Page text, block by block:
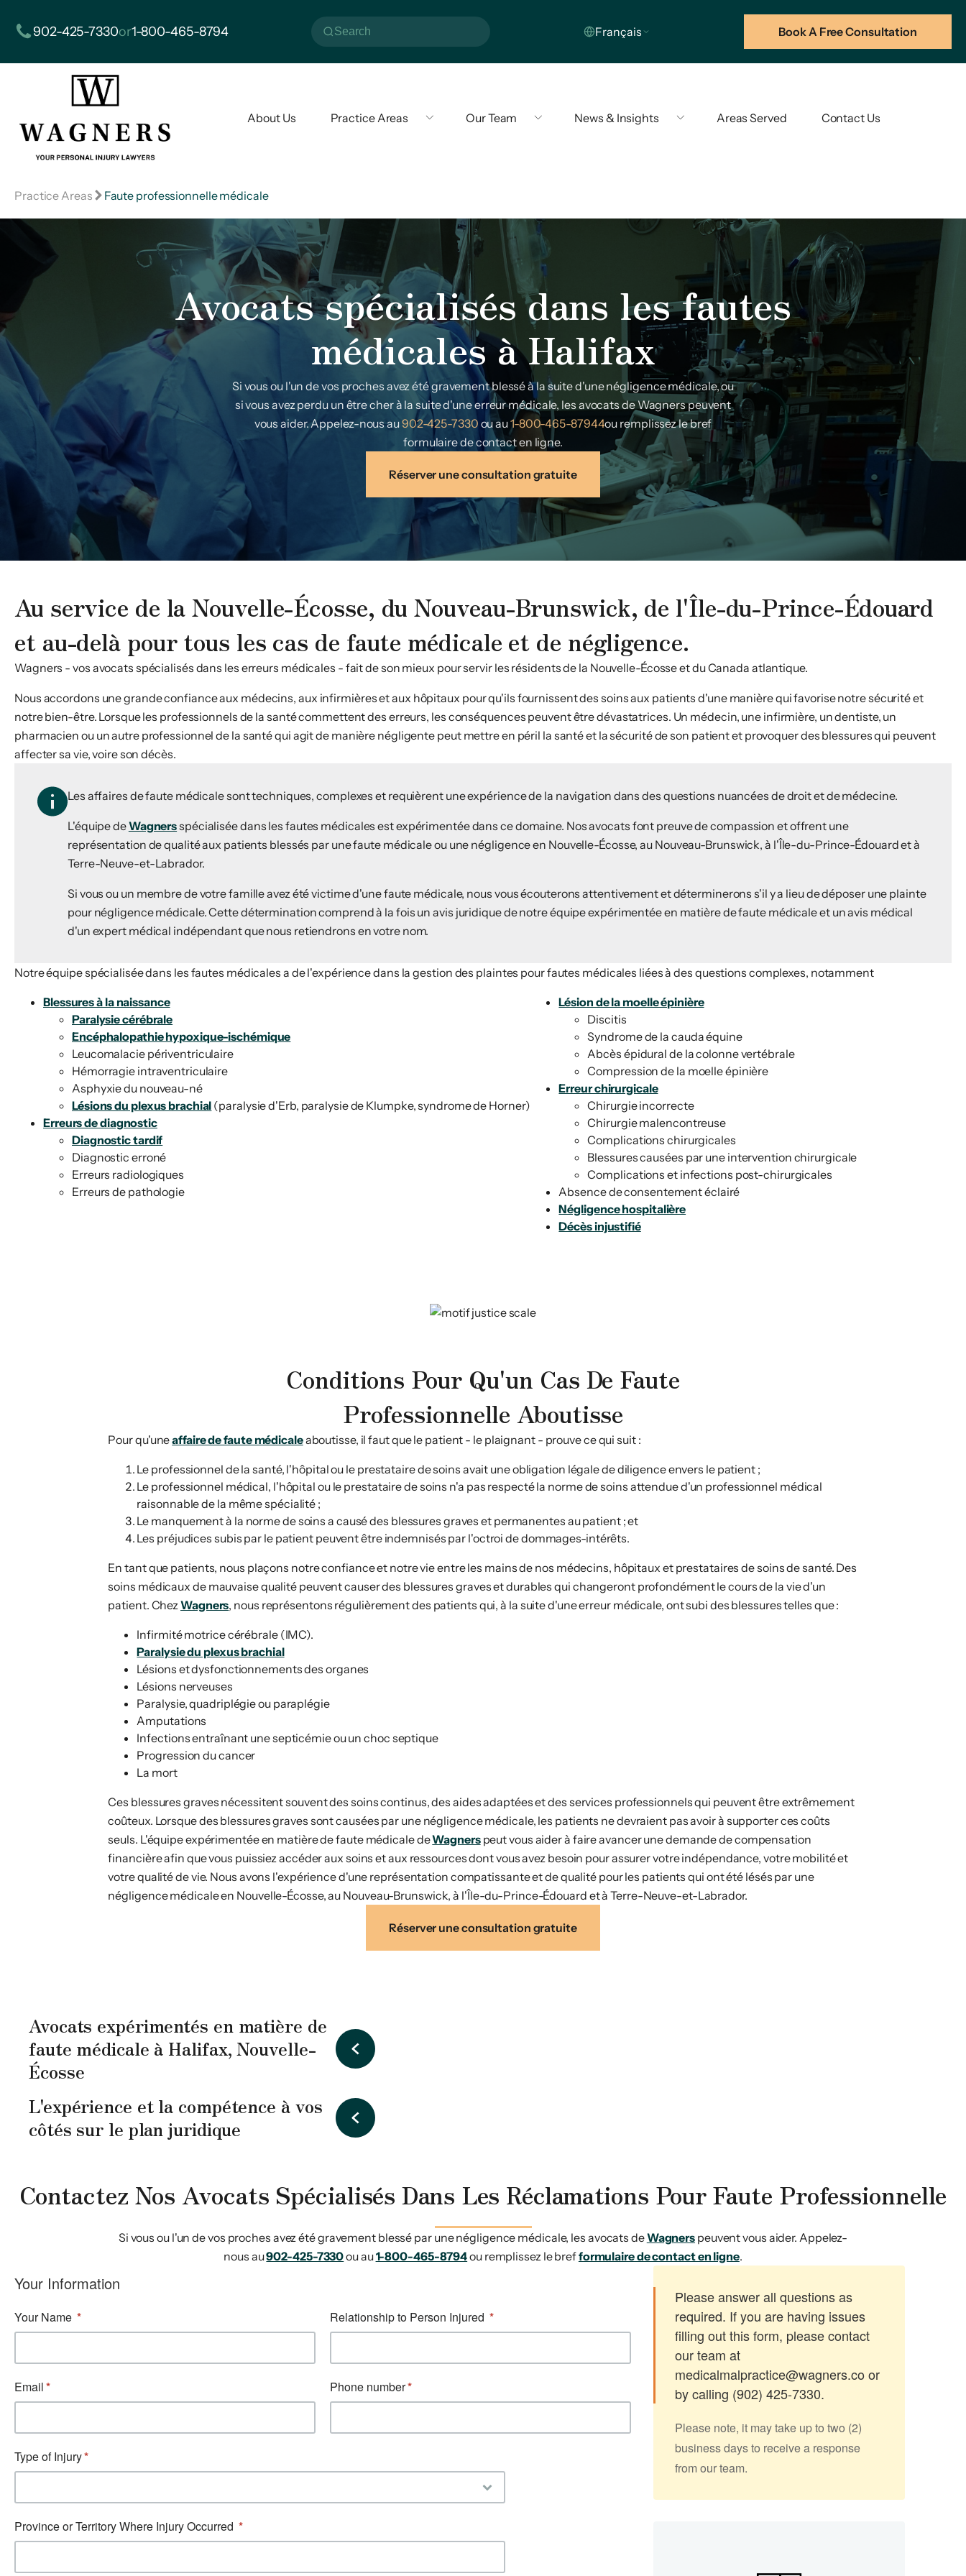
902-425-7330or1-800-465-8794 Book A Free Consultation
About Us Practice Areas Our Team News & Insights Areas Served Contact Us
Practice Areas Faute professionnelle médicale
Avocats spécialisés dans les fautes
médicales à Halifax
Si vous ou l'un de vos proches avez été gravement blessé à la suite d'une négligence médicale, ou
si vous avez perdu un être cher à la suite d'une erreur médicale, les avocats de Wagners peuvent
vous aider. Appelez-nous au902-425-7330 ou au1-800-465-87944ou remplissez le bref
formulaire de contact en ligne.
Réserver une consultation gratuite
Au service de la Nouvelle-Écosse, du Nouveau-Brunswick, de l'Île-du-Prince-Édouard
et au-delà pour tous les cas de faute médicale et de négligence.
Wagners - vos avocats spécialisés dans les erreurs médicales - fait de son mieux pour servir les résidents de la Nouvelle-Écosse et du Canada atlantique.
Nous accordons une grande confiance aux médecins, aux infirmières et aux hôpitaux pour qu'ils fournissent des soins aux patients d'une manière qui favorise notre sécurité et
notre bien-être. Lorsque les professionnels de la santé commettent des erreurs, les conséquences peuvent être dévastatrices. Un médecin, une infirmière, un dentiste, un
pharmacien ou un autre professionnel de la santé qui agit de manière négligente peut mettre en péril la santé et la sécurité de son patient et provoquer des blessures qui peuvent
affecter sa vie, voire son décès.
Les affaires de faute médicale sont techniques, complexes et requièrent une expérience de la navigation dans des questions nuancées de droit et de médecine.
L'équipe deWagnersspécialisée dans les fautes médicales est expérimentée dans ce domaine. Nos avocats font preuve de compassion et offrent une
représentation de qualité aux patients blessés par une faute médicale ou une négligence en Nouvelle-Écosse, au Nouveau-Brunswick, à l'Île-du-Prince-Édouard et à
Terre-Neuve-et-Labrador.
Si vous ou un membre de votre famille avez été victime d'une faute médicale, nous vous écouterons attentivement et déterminerons s'il y a lieu de déposer une plainte
pour négligence médicale. Cette détermination comprend à la fois un avis juridique de notre équipe expérimentée en matière de faute médicale et un avis médical
d'un expert médical indépendant que nous retiendrons en votre nom.
Notre équipe spécialisée dans les fautes médicales a de l'expérience dans la gestion des plaintes pour fautes médicales liées à des questions complexes, notamment
Blessures à la naissance
Paralysie cérébrale
Encéphalopathie hypoxique-ischémique
Leucomalacie périventriculaire
Hémorragie intraventriculaire
Asphyxie du nouveau-né
Lésions du plexus brachial (paralysie d'Erb, paralysie de Klumpke, syndrome de Horner)
Erreurs de diagnostic
Diagnostic tardif
Diagnostic erroné
Erreurs radiologiques
Erreurs de pathologie
Lésion de la moelle épinière
Discitis
Syndrome de la cauda équine
Abcès épidural de la colonne vertébrale
Compression de la moelle épinière
Erreur chirurgicale
Chirurgie incorrecte
Chirurgie malencontreuse
Complications chirurgicales
Blessures causées par une intervention chirurgicale
Complications et infections post-chirurgicales
Absence de consentement éclairé
Négligence hospitalière
Décès injustifié
Conditions Pour Qu'un Cas De Faute
Professionnelle Aboutisse
Pour qu'uneaffaire de faute médicaleaboutisse, il faut que le patient - le plaignant - prouve ce qui suit :
Le professionnel de la santé, l'hôpital ou le prestataire de soins avait une obligation légale de diligence envers le patient ;
Le professionnel médical, l'hôpital ou le prestataire de soins n'a pas respecté la norme de soins attendue d'un professionnel médical
raisonnable de la même spécialité ;
Le manquement à la norme de soins a causé des blessures graves et permanentes au patient ; et
Les préjudices subis par le patient peuvent être indemnisés par l'octroi de dommages-intérêts.
En tant que patients, nous plaçons notre confiance et notre vie entre les mains de nos médecins, hôpitaux et prestataires de soins de santé. Des
soins médicaux de mauvaise qualité peuvent causer des blessures graves et durables qui changeront profondément le cours de la vie d'un
patient. ChezWagners, nous représentons régulièrement des patients qui, à la suite d'une erreur médicale, ont subi des blessures telles que :
Infirmité motrice cérébrale (IMC).
Paralysie du plexus brachial
Lésions et dysfonctionnements des organes
Lésions nerveuses
Paralysie, quadriplégie ou paraplégie
Amputations
Infections entraînant une septicémie ou un choc septique
Progression du cancer
La mort
Ces blessures graves nécessitent souvent des soins continus, des aides adaptées et des services professionnels qui peuvent être extrêmement
coûteux. Lorsque des blessures graves sont causées par une négligence médicale, les patients ne devraient pas avoir à supporter ces coûts
seuls. L'équipe expérimentée en matière de faute médicale deWagnerspeut vous aider à faire avancer une demande de compensation
financière afin que vous puissiez accéder aux soins et aux ressources dont vous avez besoin pour assurer votre indépendance, votre mobilité et
votre qualité de vie. Nous avons l'expérience d'une représentation compatissante et de qualité pour les patients qui ont été lésés par une
négligence médicale en Nouvelle-Écosse, au Nouveau-Brunswick, à l'Île-du-Prince-Édouard et à Terre-Neuve-et-Labrador.
Réserver une consultation gratuite
Avocats expérimentés en matière de
faute médicale à Halifax, Nouvelle-
Écosse
L'expérience et la compétence à vos
côtés sur le plan juridique
Contactez Nos Avocats Spécialisés Dans Les Réclamations Pour Faute Professionnelle
Si vous ou l'un de vos proches avez été gravement blessé par une négligence médicale, les avocats deWagners peuvent vous aider. Appelez-
nous au902-425-7330ou au1-800-465-8794ou remplissez le brefformulaire de contact en ligne.